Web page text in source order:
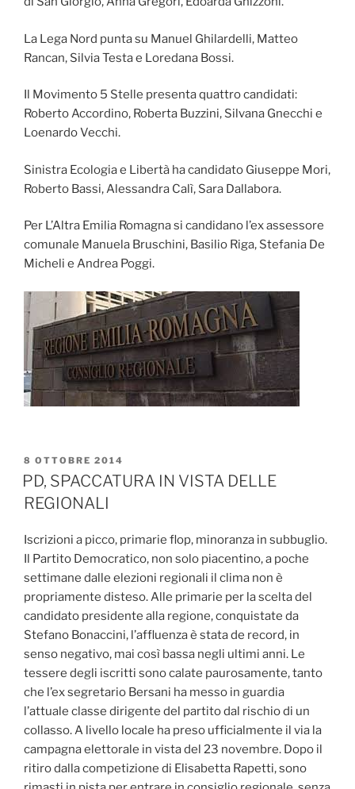
La Lega Nord punta su Manuel Ghilardelli, Matteo
Rancan, Silvia Testa e Loredana Bossi.
Il Movimento 5 Stelle presenta quattro candidati:
Roberto Accordino, Roberta Buzzini, Silvana Gnecchi e
Loenardo Vecchi.
Sinistra Ecologia e Libertà ha candidato Giuseppe Mori,
Roberto Bassi, Alessandra Calì, Sara Dallabora.
Per L’Altra Emilia Romagna si candidano l’ex assessore
comunale Manuela Bruschini, Basilio Riga, Stefania De
Micheli e Andrea Poggi.
PUBBLICATO
IL
8 OTTOBRE 2014
PD, SPACCATURA IN VISTA DELLE
REGIONALI
Iscrizioni a picco, primarie flop, minoranza in subbuglio.
Il Partito Democratico, non solo piacentino, a poche
settimane dalle elezioni regionali il clima non è
propriamente disteso. Alle primarie per la scelta del
candidato presidente alla regione, conquistate da
Stefano Bonaccini, l’affluenza è stata de record, in
senso negativo, mai così bassa negli ultimi anni. Le
tessere degli iscritti sono calate paurosamente, tanto
che l’ex segretario Bersani ha messo in guardia
l’attuale classe dirigente del partito dal rischio di un
collasso. A livello locale ha preso ufficialmente il via la
campagna elettorale in vista del 23 novembre. Dopo il
ritiro dalla competizione di Elisabetta Rapetti, sono